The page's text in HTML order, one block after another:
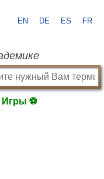
EN DE ES FR
Игры ⚽